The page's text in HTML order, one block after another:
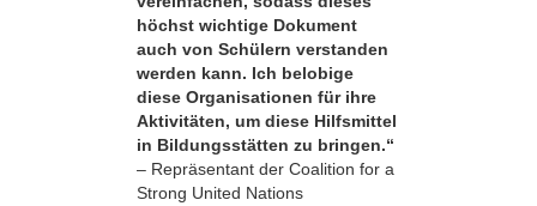
höchst wichtige Dokument
auch von Schülern verstanden
werden kann. Ich belobige
diese Organisationen für ihre
Aktivitäten, um diese Hilfsmittel
in Bildungsstätten zu bringen.“
– Repräsentant der Coalition for a
Strong United Nations